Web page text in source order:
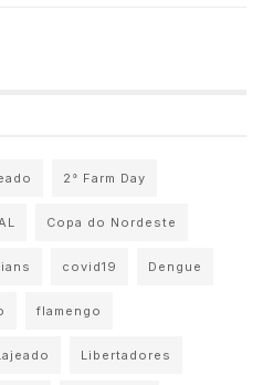
2° Farm Day
Copa do Nordeste
covid19 Dengue
flamengo
Libertadores